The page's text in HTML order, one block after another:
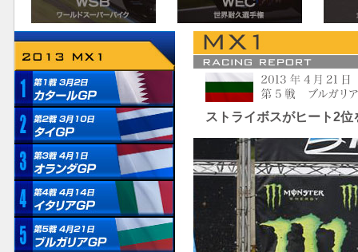
ストライボスがヒート2